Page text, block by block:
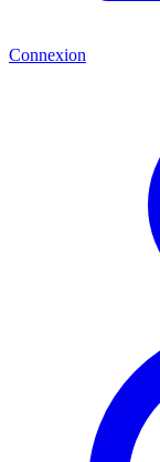
Connexion